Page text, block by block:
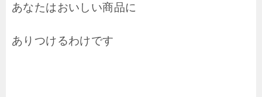
あなたはおいしい商品に
ありつけるわけです